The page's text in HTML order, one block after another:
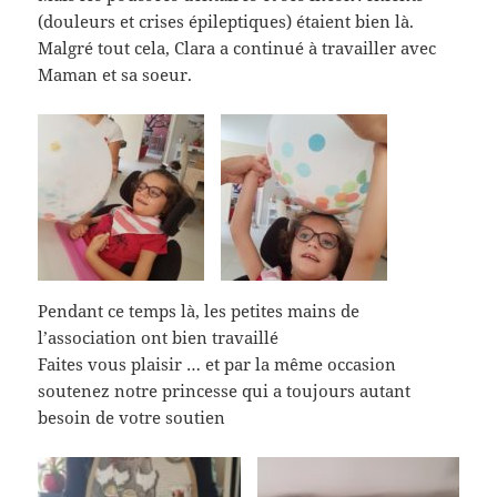
(douleurs et crises épileptiques) étaient bien là.
Malgré tout cela, Clara a continué à travailler avec
Maman et sa soeur.
Pendant ce temps là, les petites mains de
l’association ont bien travaillé
Faites vous plaisir … et par la même occasion
soutenez notre princesse qui a toujours autant
besoin de votre soutien